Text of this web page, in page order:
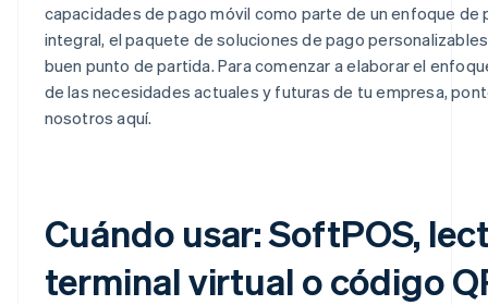
capacidades de pago móvil como parte de un enfoque de
integral, el paquete de soluciones de pago
buen punto de partida. Para comenzar a elaborar el
de las necesidades actuales y futuras de tu empresa,
nosotros aquí.
Cuándo usar: SoftPOS,
terminal virtual o código